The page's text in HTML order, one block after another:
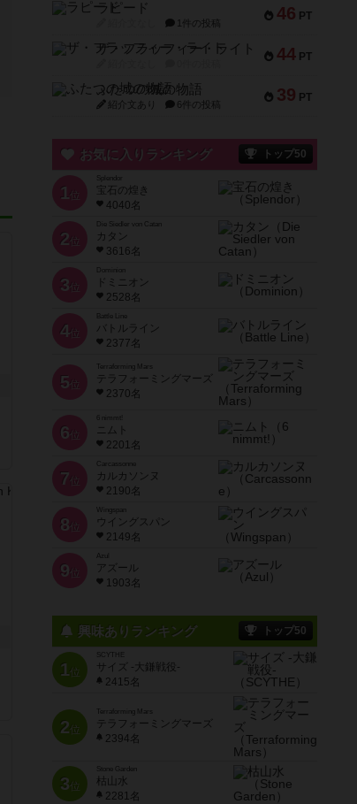
46 PT
ラピード
1件の投稿
44 PT
ザ・フラッフィー・ライト
39 PT
ふたつの城の物語
紹介文あり 6件の投稿
お気に入りランキング トップ50
1 位
宝石の煌き
4040名
2 位
Die Siedler von Catan
カタン
3616名
3 位
ドミニオン
2528名
4位
Battle Line
バトルライン
2377名
5 位
Terraforming Mars
テラフォーミングマーズ
2370名
6 位
ニムト
2201名
7 位
Carcassonne
カルカソンヌ
2190名
8 位
Wingspan
ウイングスパン
2149名
9 位
Azul
アズール
1903名
興味ありランキング トップ50
1位
SCYTHE
サイズ -大鎌戦役-
2415名
2位
Terraforming Mars
テラフォーミングマーズ
2394名
3位
Stone Garden
枯山水
2281名